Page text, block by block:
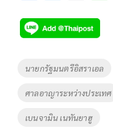
e
b
o
k
tt
er
p
y
Li
n
k
Tags
นายกรัฐมนตรีอิสราเอล
ศาลอาญาระหว่างประเทศ
เบนจามิน เนทันยาฮู